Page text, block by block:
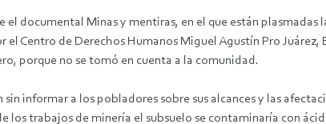
documental Minas y mentiras, en el que están plasmadas
Centro de Derechos Humanos Miguel Agustín Pro Juárez,
porque no se tomó en cuenta a la comunidad.
informar a los pobladores sobre sus alcances y las
los trabajos de minería el subsuelo se contaminaría con